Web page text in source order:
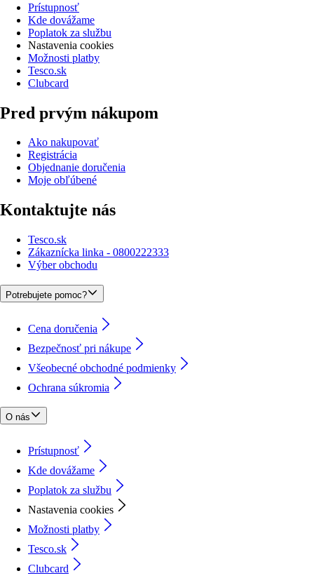
Prístupnosť
Kde dovážame
Poplatok za službu
Nastavenia cookies
Možnosti platby
Tesco.sk
Clubcard
Pred prvým nákupom
Ako nakupovať
Registrácia
Objednanie doručenia
Moje obľúbené
Kontaktujte nás
Tesco.sk
Zákaznícka linka - 0800222333
Výber obchodu
Potrebujete pomoc?
Cena doručenia
Bezpečnosť pri nákupe
Všeobecné obchodné podmienky
Ochrana súkromia
O nás
Prístupnosť
Kde dovážame
Poplatok za službu
Nastavenia cookies
Možnosti platby
Tesco.sk
Clubcard